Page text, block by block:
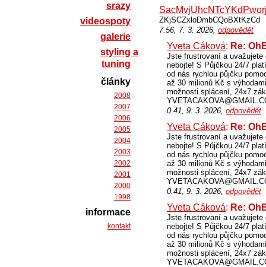
ZKjSCZxloDmbCQoBXtKzCd
7.56, 7. 3. 2026, odpovědět
Yveta Cáková: Re:
Jste frustrovaní a uvažujete
nebojte! S Půjčkou 24/7
od nás rychlou půjčku
až 30 milionů Kč s
možnosti splácení, 24x7
0.41, 9. 3. 2026, odpovědět
Yveta Cáková: Re:
Jste frustrovaní a uvažujete
nebojte! S Půjčkou 24/7
od nás rychlou půjčku
až 30 milionů Kč s
možnosti splácení, 24x7
0.41, 9. 3. 2026, odpovědět
Yveta Cáková: Re:
Jste frustrovaní a uvažujete
nebojte! S Půjčkou 24/7
od nás rychlou půjčku
až 30 milionů Kč s
možnosti splácení, 24x7
srazy
videospoty
galerie
styling a
tuning
články
2008
2007
2006
2005
2004
2003
2002
2001
2000
1998
informace
kontakt